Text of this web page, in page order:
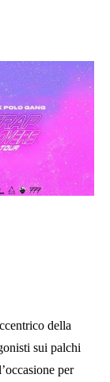
della
sui palchi
per